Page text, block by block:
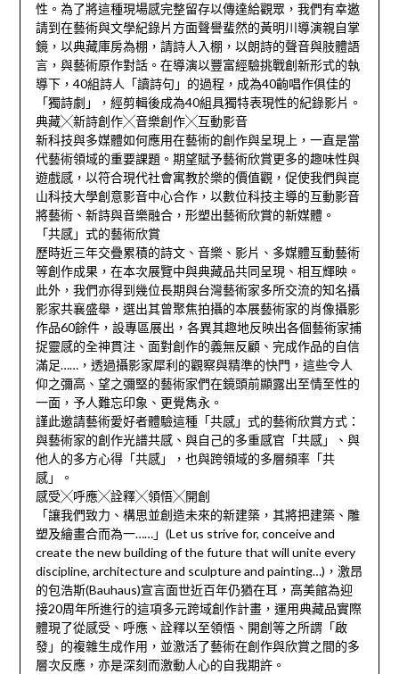
性。為了將這種現場感完整留存以傳達給觀眾，我們有幸邀
請到在藝術與文學紀錄片方面聲譽蜚然的黃明川導演親自掌
鏡，以典藏庫房為棚，請詩人入棚，以朗詩的聲音與肢體語
言，與藝術原作對話。在導演以豐富經驗挑戰創新形式的執
導下，40組詩人「讀詩句」的過程，成為40齣唱作俱佳的
「獨詩劇」，經剪輯後成為40組具獨特表現性的紀錄影片。
典藏╳新詩創作╳音樂創作╳互動影音
新科技與多媒體如何應用在藝術的創作與呈現上，一直是當
代藝術領域的重要課題。期望賦予藝術欣賞更多的趣味性與
遊戲感，以符合現代社會寓教於樂的價值觀，促使我們與崑
山科技大學創意影音中心合作，以數位科技主導的互動影音
將藝術、新詩與音樂融合，形塑出藝術欣賞的新媒體。
「共感」式的藝術欣賞
歷時近三年交疊累積的詩文、音樂、影片、多媒體互動藝術
等創作成果，在本次展覽中與典藏品共同呈現、相互輝映。
此外，我們亦得到幾位長期與台灣藝術家多所交流的知名攝
影家共襄盛舉，選出其曾聚焦拍攝的本展藝術家的肖像攝影
作品60餘件，設專區展出，各異其趣地反映出各個藝術家捕
捉靈感的全神貫注、面對創作的義無反顧、完成作品的自信
滿足……，透過攝影家犀利的觀察與精準的快門，這些令人
仰之彌高、望之彌堅的藝術家們在鏡頭前顯露出至情至性的
一面，予人難忘印象、更覺雋永。
謹此邀請藝術愛好者體驗這種「共感」式的藝術欣賞方式：
與藝術家的創作光譜共感、與自己的多重感官「共感」、與
他人的多方心得「共感」，也與跨領域的多層頻率「共
感」。
感受╳呼應╳詮釋╳領悟╳開創
「讓我們致力、構思並創造未來的新建築，其將把建築、雕
塑及繪畫合而為一……」(Let us strive for, conceive and
create the new building of the future that will unite every
discipline, architecture and sculpture and painting…)，激昂
的包浩斯(Bauhaus)宣言面世近百年仍猶在耳，高美館為迎
接20周年所進行的這項多元跨域創作計畫，運用典藏品實際
體現了從感受、呼應、詮釋以至領悟、開創等之所謂「啟
發」的複雜生成作用，並激活了藝術在創作與欣賞之間的多
層次反應，亦是深刻而激動人心的自我期許。